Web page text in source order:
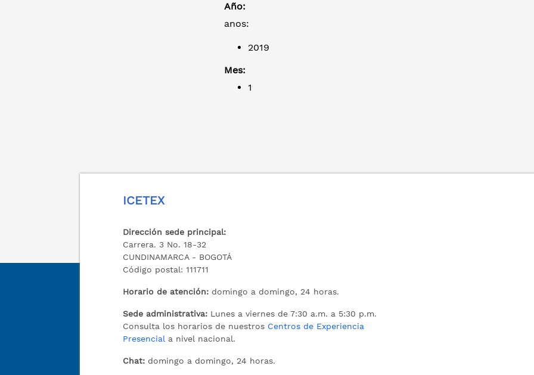
Año:
anos:
2019
Mes:
1
ICETEX
Dirección sede principal:
Carrera. 3 No. 18-32
CUNDINAMARCA - BOGOTÁ
Código postal: 111711
Horario de atención: domingo a domingo, 24 horas.
Sede administrativa: Lunes a viernes de 7:30 a.m. a 5:30 p.m.
Consulta los horarios de nuestros Centros de Experiencia
Presencial a nivel nacional.
Chat: domingo a domingo, 24 horas.